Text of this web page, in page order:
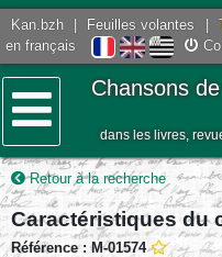
Kan.bzh Feuilles volantes
en français
Menu
Chansons
dans les livres,
Retour à la recherche
Caractéristiques du
Référence : M-01574